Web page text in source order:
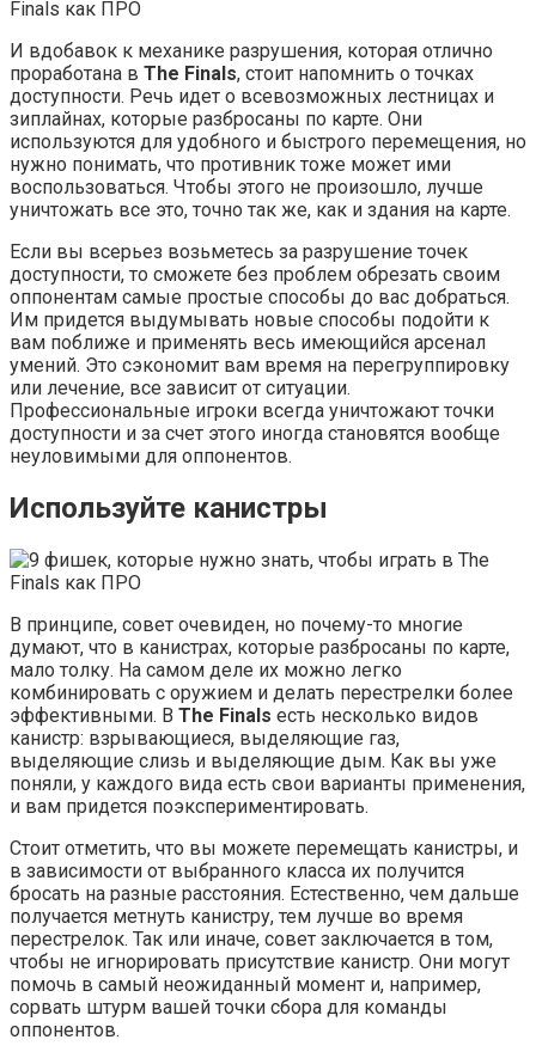
И вдобавок к механике разрушения, которая отлично
проработана в The Finals, стоит напомнить о точках
доступности. Речь идет о всевозможных лестницах и
зиплайнах, которые разбросаны по карте. Они
используются для удобного и быстрого перемещения, но
нужно понимать, что противник тоже может ими
воспользоваться. Чтобы этого не произошло, лучше
уничтожать все это, точно так же, как и здания на карте.
Если вы всерьез возьметесь за разрушение точек
доступности, то сможете без проблем обрезать своим
оппонентам самые простые способы до вас добраться.
Им придется выдумывать новые способы подойти к
вам поближе и применять весь имеющийся арсенал
умений. Это сэкономит вам время на перегруппировку
или лечение, все зависит от ситуации.
Профессиональные игроки всегда уничтожают точки
доступности и за счет этого иногда становятся вообще
неуловимыми для оппонентов.
Используйте канистры
В принципе, совет очевиден, но почему-то многие
думают, что в канистрах, которые разбросаны по карте,
мало толку. На самом деле их можно легко
комбинировать с оружием и делать перестрелки более
эффективными. В The Finals есть несколько видов
канистр: взрывающиеся, выделяющие газ,
выделяющие слизь и выделяющие дым. Как вы уже
поняли, у каждого вида есть свои варианты применения,
и вам придется поэкспериментировать.
Стоит отметить, что вы можете перемещать канистры, и
в зависимости от выбранного класса их получится
бросать на разные расстояния. Естественно, чем дальше
получается метнуть канистру, тем лучше во время
перестрелок. Так или иначе, совет заключается в том,
чтобы не игнорировать присутствие канистр. Они могут
помочь в самый неожиданный момент и, например,
сорвать штурм вашей точки сбора для команды
оппонентов.